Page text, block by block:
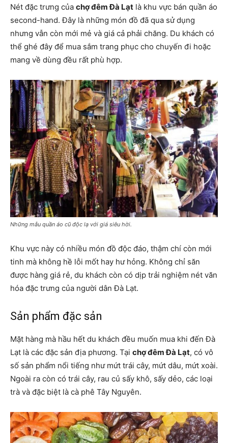
Nét đặc trưng của chợ đêm Đà Lạt là khu vực bán quần áo
second-hand. Đây là những món đồ đã qua sử dụng
nhưng vẫn còn mới mẻ và giá cả phải chăng. Du khách có
thể ghé đây để mua sắm trang phục cho chuyến đi hoặc
mang về dùng đều rất phù hợp.
Những mẫu quần áo cũ độc lạ với giá siêu hời.
Khu vực này có nhiều món đồ độc đáo, thậm chí còn mới
tinh mà không hề lỗi mốt hay hư hỏng. Không chỉ săn
được hàng giá rẻ, du khách còn có dịp trải nghiệm nét văn
hóa đặc trưng của người dân Đà Lạt.
Sản phẩm đặc sản
Mặt hàng mà hầu hết du khách đều muốn mua khi đến Đà
Lạt là các đặc sản địa phương. Tại chợ đêm Đà Lạt, có vô
số sản phẩm nổi tiếng như mứt trái cây, mứt dâu, mứt xoài.
Ngoài ra còn có trái cây, rau củ sấy khô, sấy dẻo, các loại
trà và đặc biệt là cà phê Tây Nguyên.